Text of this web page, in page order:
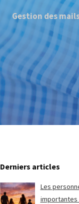
Gestion des
Derniers articles
Les
importantes